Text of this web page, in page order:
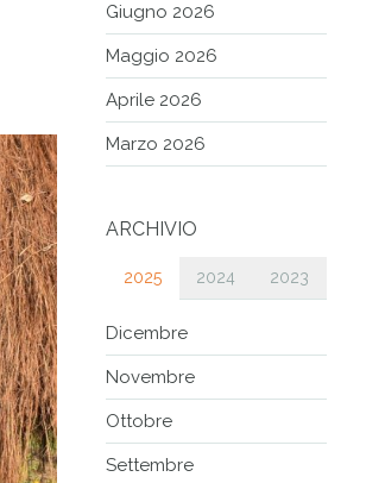
Giugno 2026
Maggio 2026
Aprile 2026
Marzo 2026
ARCHIVIO
2025 2024 2023
Dicembre
Novembre
Ottobre
Settembre